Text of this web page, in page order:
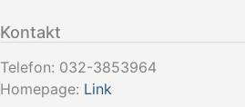
Kontakt
Telefon: 032-3853964
Homepage: Link